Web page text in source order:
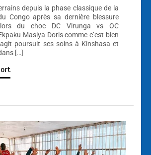
depuis la phase classique de la
Congo après sa dernière blessure
lors du choc DC Virunga vs OC
Masiya Doris comme c’est bien
poursuit ses soins à Kinshasa et
[…]